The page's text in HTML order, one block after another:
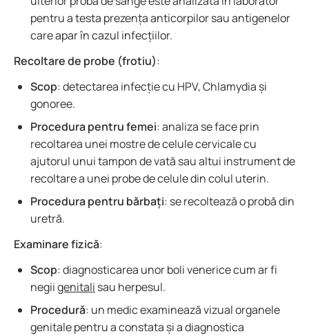
pentru a testa prezența anticorpilor sau antigenelor
care apar în cazul infecțiilor.
Recoltare de probe (frotiu):
Scop: detectarea infecție cu HPV, Chlamydia și
gonoree.
Procedura pentru femei: analiza se face prin
recoltarea unei mostre de celule cervicale cu
ajutorul unui tampon de vată sau altui instrument de
recoltare a unei probe de celule din colul uterin.
Procedura pentru bărbați: se recoltează o probă din
uretră.
Examinare fizică:
Scop: diagnosticarea unor boli venerice cum ar fi
negiigenitali sau herpesul.
Procedură: un medic examinează vizual organele
genitale pentru a constata și a diagnostica